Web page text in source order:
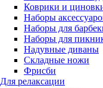
Коврики и
Наборы
Наборы для
Наборы для
Надувные диваны
Складные ножи
Фрисби
Для релаксации